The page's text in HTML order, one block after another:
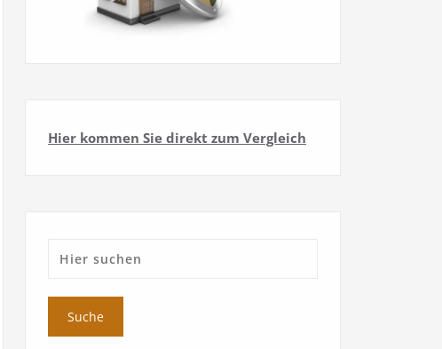
Hier kommen Sie direkt zum Vergleich